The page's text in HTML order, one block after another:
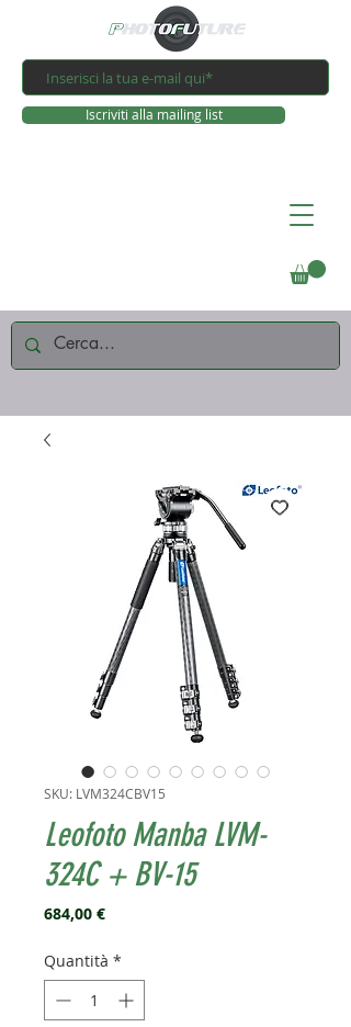
Iscriviti alla mailing list
SKU: LVM324CBV15
Leofoto Manba LVM-
324C + BV-15
684,00 €Prezzo
Quantità *